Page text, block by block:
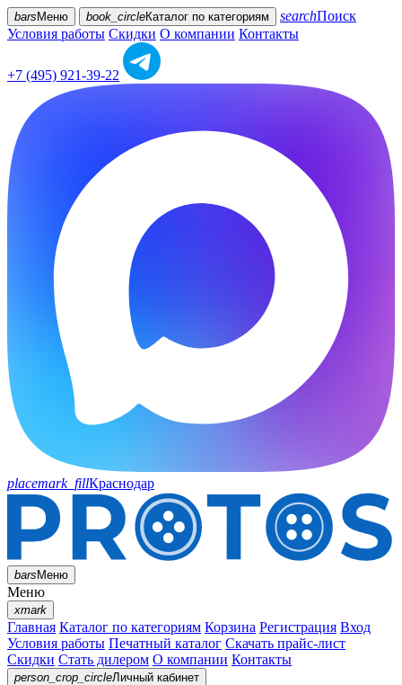
bars Меню book_circleКаталог по категориям searchПоиск
Условия работы Скидки О компании Контакты
+7 (495) 921-39-22
placemark_fillКраснодар
barsМеню
Меню
xmark
Главная Каталог по категориям Корзина Регистрация Вход
Условия работы Печатный каталог Скачать прайс-лист
Скидки Стать дилером О компании Контакты
person_crop_circleЛичный кабинет